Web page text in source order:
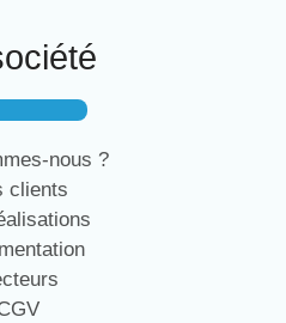
nous ?
clients